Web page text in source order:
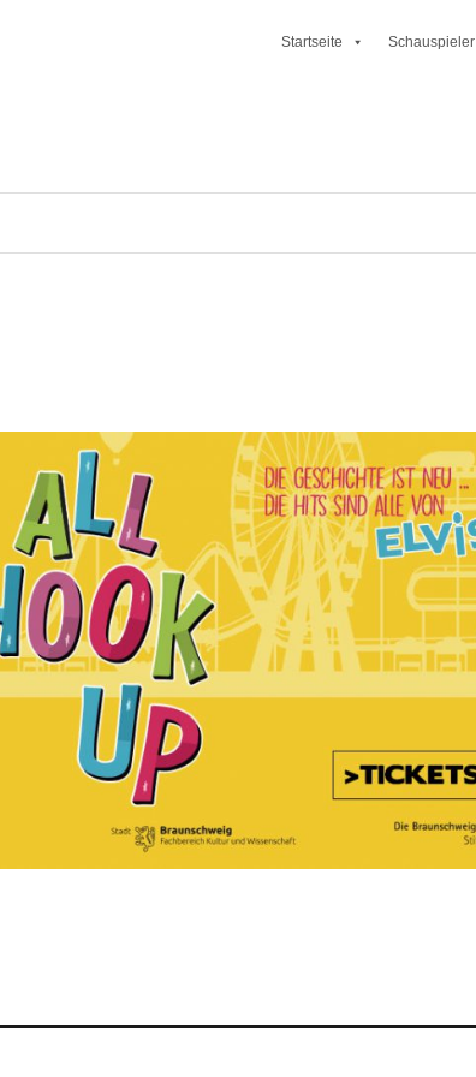
Startseite Schauspieler